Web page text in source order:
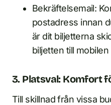
Bekräftelsemail:
postadress innan
är dit biljetterna
biljetten till
3. Platsval: Komfort
Till skillnad från vissa